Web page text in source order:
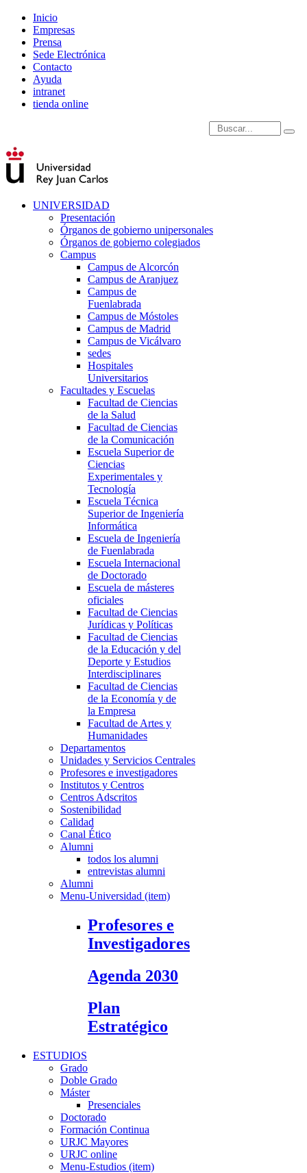
Inicio
Empresas
Prensa
Sede Electrónica
Contacto
Ayuda
intranet
tienda online
Introduce términos de
UNIVERSIDAD
Presentación
Órganos de gobierno unipersonales
Órganos de gobierno colegiados
Campus
Campus de Alcorcón
Campus de Aranjuez
Campus de
Fuenlabrada
Campus de Móstoles
Campus de Madrid
Campus de Vicálvaro
sedes
Hospitales
Universitarios
Facultades y Escuelas
Facultad de Ciencias
de la Salud
Facultad de Ciencias
de la Comunicación
Escuela Superior de
Ciencias
Experimentales y
Tecnología
Escuela Técnica
Superior de Ingeniería
Informática
Escuela de Ingeniería
de Fuenlabrada
Escuela Internacional
de Doctorado
Escuela de másteres
oficiales
Facultad de Ciencias
Jurídicas y Políticas
Facultad de Ciencias
de la Educación y del
Deporte y Estudios
Interdisciplinares
Facultad de Ciencias
de la Economía y de
la Empresa
Facultad de Artes y
Humanidades
Departamentos
Unidades y Servicios Centrales
Profesores e investigadores
Institutos y Centros
Centros Adscritos
Sostenibilidad
Calidad
Canal Ético
Alumni
todos los alumni
entrevistas alumni
Alumni
Menu-Universidad (item)
Profesores e
Investigadores
Agenda 2030
Plan
Estratégico
ESTUDIOS
Grado
Doble Grado
Máster
Presenciales
Doctorado
Formación Continua
URJC Mayores
URJC online
Menu-Estudios (item)